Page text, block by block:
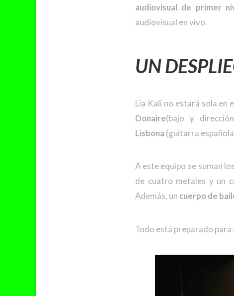
audiovisual de primer
audiovisual en vivo.
UN
Lia Kali no estará sola en
Donaire(bajo y
Lisbona (guitarra
A este equipo se suman los
de cuatro metales y un
Además, un cuerpo de
Todo está preparado para